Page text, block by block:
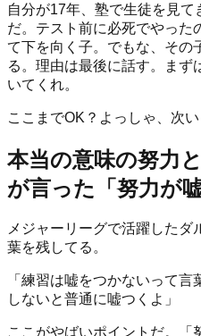
自分が17年、塾で生徒を見
だ。テスト前に必死でやった
て下を向く子。でもな、その
る。理由は最後に話す。まず
いてくれ。
ここまでOK？よっしゃ、次い
本当の意味の努力
が言った「努力が
メジャーリーグで活躍したダ
葉を残してる。
「練習は嘘をつかないって
しないと普通に嘘つくよ」
ここがやばいポイントだ。「